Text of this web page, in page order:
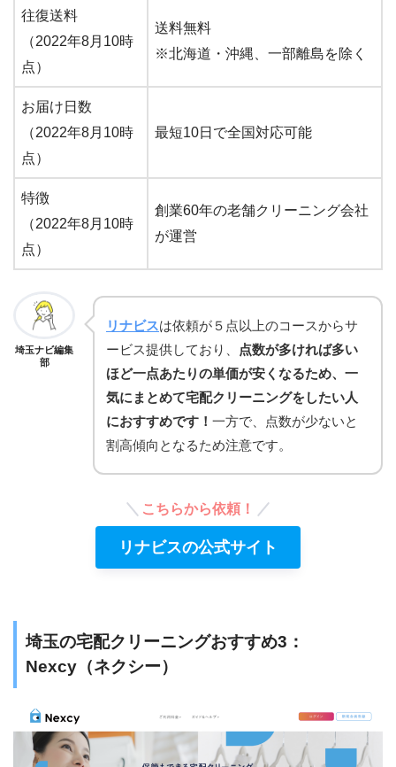
往復送料
（2022年8月10時
点）
送料無料
※北海道・沖縄、一部離島を除く
お届け日数
（2022年8月10時
点）
最短10日で全国対応可能
特徴
（2022年8月10時
点）
創業60年の老舗クリーニング会社
が運営
埼玉ナビ編集
部
リナビスは依頼が５点以上のコースからサ
ービス提供しており、
点数が多ければ多い
ほど一点あたりの単価が安くなるため、一
気にまとめて宅配クリーニングをしたい人
におすすめです！ 一方で、点数が少ないと
割高傾向となるため注意です。
こちらから依頼！
リナビスの公式サイト
埼玉の宅配クリーニングおすすめ3：
Nexcy（ネクシー）